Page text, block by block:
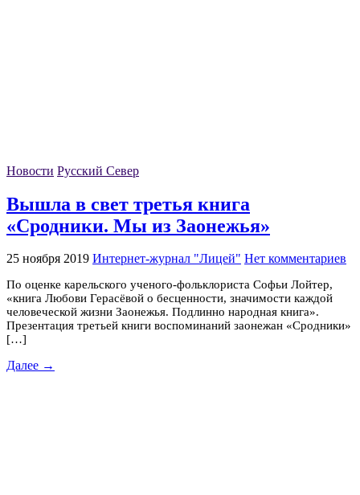
Новости Русский Север
Вышла в свет третья книга
«Сродники. Мы из Заонежья»
25 ноября 2019 Интернет-журнал "Лицей" Нет комментариев
По оценке карельского ученого-фольклориста Софьи Лойтер,
«книга Любови Герасёвой о бесценности, значимости каждой
человеческой жизни Заонежья. Подлинно народная книга».
Презентация третьей книги воспоминаний заонежан «Сродники»
[…]
Далее →